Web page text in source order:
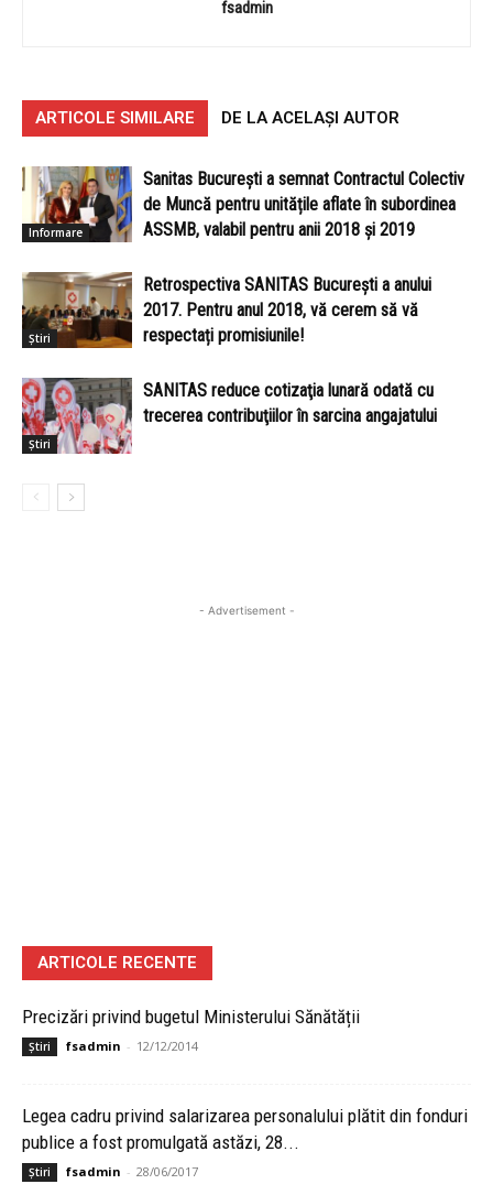
fsadmin
ARTICOLE SIMILARE DE LA ACELAȘI AUTOR
Informare
Sanitas București a semnat Contractul Colectiv
de Muncă pentru unitățile aflate în subordinea
ASSMB, valabil pentru anii 2018 și 2019
Știri
Retrospectiva SANITAS București a anului
2017. Pentru anul 2018, vă cerem să vă
respectați promisiunile!
Știri
SANITAS reduce cotizaţia lunară odată cu
trecerea contribuţiilor în sarcina angajatului
- Advertisement -
ARTICOLE RECENTE
Precizări privind bugetul Ministerului Sănătății
Știri fsadmin - 12/12/2014
Legea cadru privind salarizarea personalului plătit din fonduri
publice a fost promulgată astăzi, 28...
Știri fsadmin - 28/06/2017